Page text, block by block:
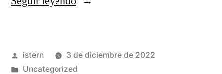
Publicado
por
istern
3 de diciembre de 2022
Publicado
Uncategorized